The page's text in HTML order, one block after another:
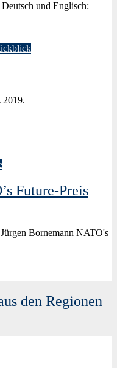
und Englisch:
Future-Preis
Bornemann NATO's
den Regionen